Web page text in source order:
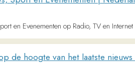
Evenementen op Radio, TV en Internet
van het laatste nieuws met
hoogte van het laatste nieuws uit binnen- en